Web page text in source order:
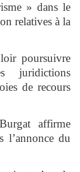
» dans le
relatives à la
poursuivre
juridictions
de recours
affirme
l’annonce du